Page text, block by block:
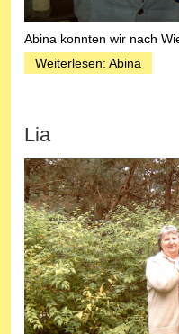
Abina konnten wir nach
Weiterlesen: Abina
Lia